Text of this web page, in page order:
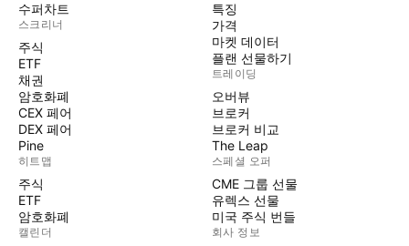
수퍼차트
스크리너
주식
ETF
채권
암호화폐
CEX 페어
DEX 페어
Pine
히트맵
주식
ETF
암호화폐
캘린더
특징
가격
마켓 데이터
플랜 선물하기
트레이딩
오버뷰
브로커
브로커 비교
The Leap
스페셜 오퍼
CME 그룹 선물
유렉스 선물
미국 주식 번들
회사 정보